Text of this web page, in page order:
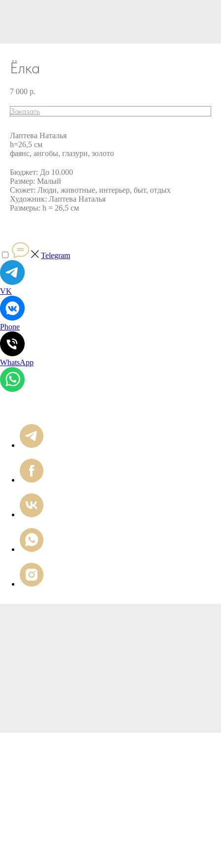
Ёлка
7 000 р.
Заказать
Лаптева Наталья
h=26,5 см
фаянс, ангобы, глазури, золото
Бюджет: До 10.000
Размер: Малый
Сюжет: Люди, животные, интерьер, быт, отдых
Художник: Лаптева Наталья
Размеры: h = 26,5 см
Telegram
VK
Phone
WhatsApp